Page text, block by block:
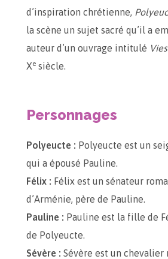
d’inspiration chrétienne,
la scène un sujet sacré qu’il a
auteur d’un ouvrage intitulé
Xe siècle.
Personnages
Polyeucte : Polyeucte est un
qui a épousé Pauline.
Félix : Félix est un sénateur
d’Arménie, père de Pauline.
Pauline : Pauline est la fille de
de Polyeucte.
Sévère : Sévère est un chevalier